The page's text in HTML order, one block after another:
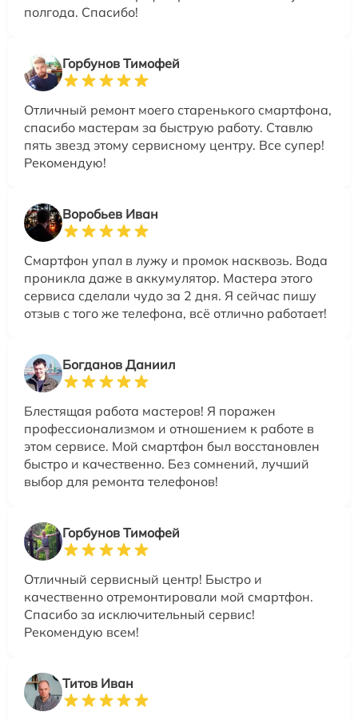
полгода. Спасибо!
Горбунов Тимофей
Отличный ремонт моего старенького смартфона,
спасибо мастерам за быструю работу. Ставлю
пять звезд этому сервисному центру. Все супер!
Рекомендую!
Воробьев Иван
Смартфон упал в лужу и промок насквозь. Вода
проникла даже в аккумулятор. Мастера этого
сервиса сделали чудо за 2 дня. Я сейчас пишу
отзыв с того же телефона, всё отлично работает!
Богданов Даниил
Блестящая работа мастеров! Я поражен
профессионализмом и отношением к работе в
этом сервисе. Мой смартфон был восстановлен
быстро и качественно. Без сомнений, лучший
выбор для ремонта телефонов!
Горбунов Тимофей
Отличный сервисный центр! Быстро и
качественно отремонтировали мой смартфон.
Спасибо за исключительный сервис!
Рекомендую всем!
Титов Иван